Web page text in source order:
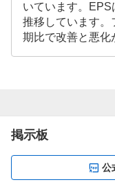
いています。
推移しています。
期比で改善と悪化
掲示板
公